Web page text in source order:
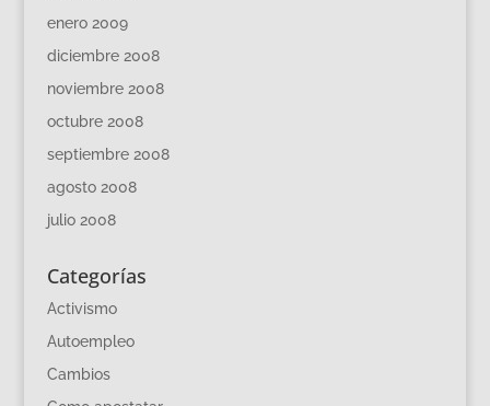
enero 2009
diciembre 2008
noviembre 2008
octubre 2008
septiembre 2008
agosto 2008
julio 2008
Categorías
Activismo
Autoempleo
Cambios